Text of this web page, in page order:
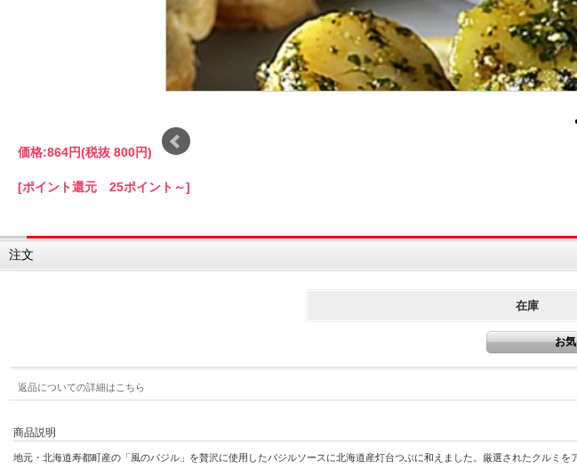
価格:864円(税抜 800円)
[ポイント還元 25ポイント～]
注文
在庫
返品についての詳細はこちら
商品説明
地元・北海道寿都町産の「風のバジル」を贅沢に使用したバジルソースに北海道産灯台つぶに和えました。厳選されたクルミ